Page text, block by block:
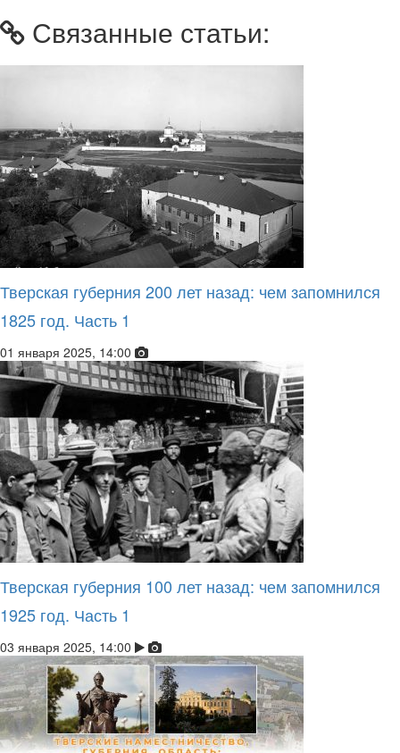
Связанные статьи:
Тверская губерния 200 лет назад: чем запомнился
1825 год. Часть 1
01 января 2025, 14:00
Тверская губерния 100 лет назад: чем запомнился
1925 год. Часть 1
03 января 2025, 14:00